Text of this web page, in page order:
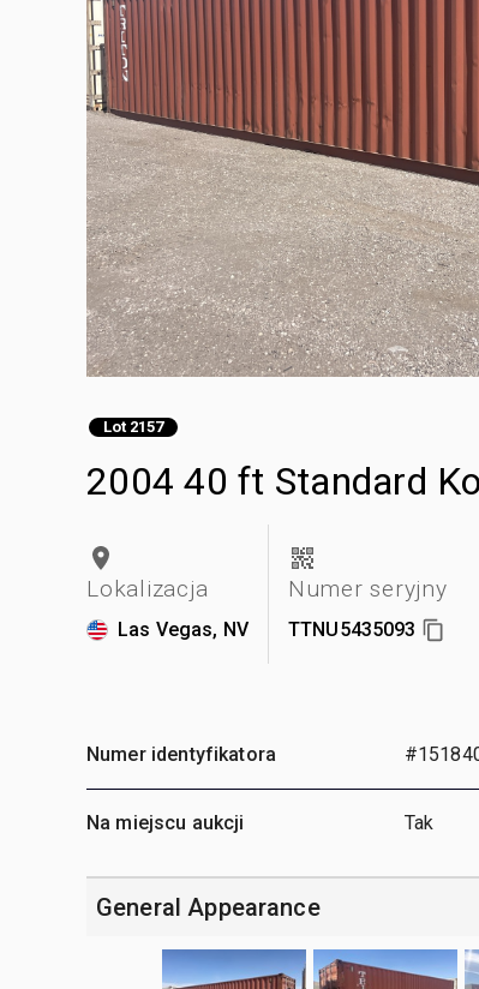
Lot 2157
2004 40 ft Standard
Lokalizacja
Las Vegas, NV
Numer seryjny
TTNU5435093
Numer identyfikatora
Na miejscu aukcji Tak
General Appearance